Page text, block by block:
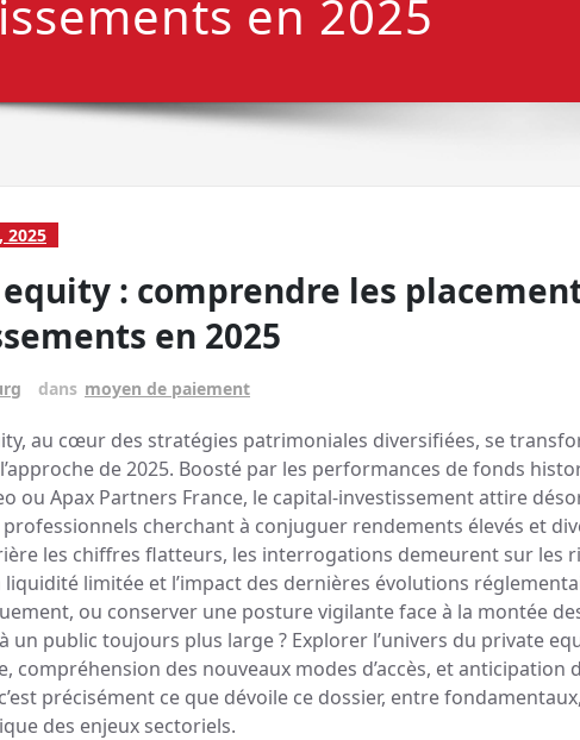
en 2025
2025
: comprendre les
en 2025
dans moyen de paiement
au cœur des stratégies patrimoniales diversifiées, se
de 2025. Boosté par les performances de fonds
ou Apax Partners France, le capital-investissement attire
cherchant à conjuguer rendements élevés et
les chiffres flatteurs, les interrogations demeurent sur les
liquidité limitée et l’impact des dernières évolutions
ou conserver une posture vigilante face à la montée
un public toujours plus large ? Explorer l’univers du private
compréhension des nouveaux modes d’accès, et anticipation
précisément ce que dévoile ce dossier, entre
des enjeux sectoriels.